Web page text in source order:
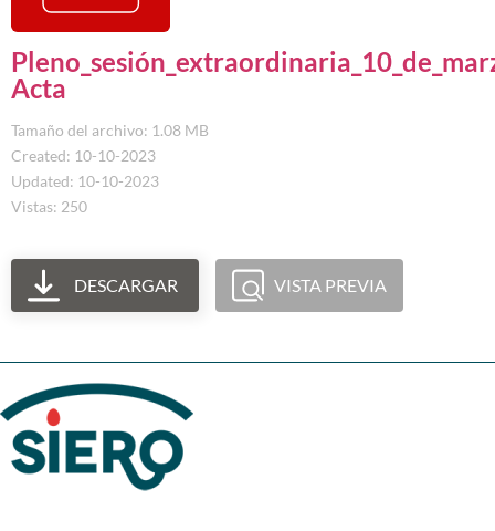
Acta
Tamaño del archivo: 1.08 MB
Created: 10-10-2023
Updated: 10-10-2023
Vistas: 250
DESCARGAR VISTA PREVIA